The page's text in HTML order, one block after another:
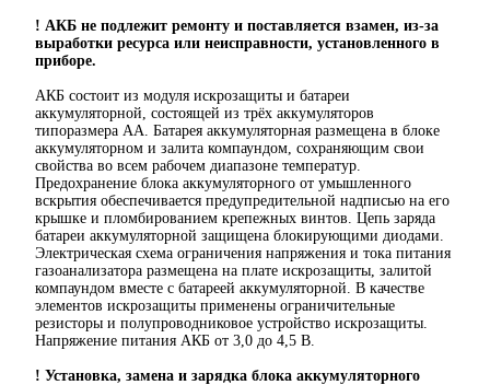
! АКБ не подлежит ремонту и поставляется взамен, из-за
выработки ресурса или неисправности, установленного в
приборе.
АКБ состоит из модуля искрозащиты и батареи
аккумуляторной, состоящей из трёх аккумуляторов
типоразмера АА. Батарея аккумуляторная размещена в блоке
аккумуляторном и залита компаундом, сохраняющим свои
свойства во всем рабочем диапазоне температур.
Предохранение блока аккумуляторного от умышленного
вскрытия обеспечивается предупредительной надписью на его
крышке и пломбированием крепежных винтов. Цепь заряда
батареи аккумуляторной защищена блокирующими диодами.
Электрическая схема ограничения напряжения и тока питания
газоанализатора размещена на плате искрозащиты, залитой
компаундом вместе с батареей аккумуляторной. В качестве
элементов искрозащиты применены ограничительные
резисторы и полупроводниковое устройство искрозащиты.
Напряжение питания АКБ от 3,0 до 4,5 В.
! Установка, замена и зарядка блока аккумуляторного